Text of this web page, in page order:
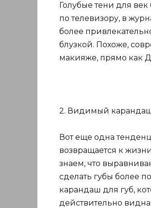
Голубые тени для
по телевизору, в
более
блузкой. Похоже,
макияже, прямо как
2. Видимый карандаш
Вот еще одна
возвращается к
знаем, что
сделать губы более
карандаш для губ,
действительно видна.